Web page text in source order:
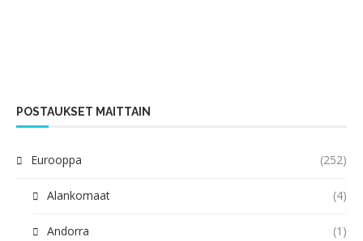
POSTAUKSET MAITTAIN
Eurooppa (252)
Alankomaat (4)
Andorra (1)